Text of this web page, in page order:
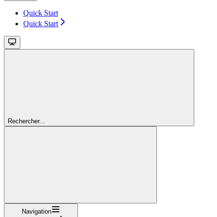
Quick Start
Quick Start
Rechercher...
Navigation